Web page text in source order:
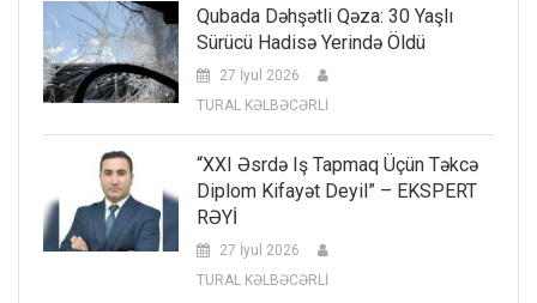
Qubada Dəhşətli Qəza: 30 Yaşlı
Sürücü Hadisə Yerində Öldü
27 İyul 2026
TURAL KƏLBƏCƏRLİ
“XXI Əsrdə Iş Tapmaq Üçün Təkcə
Diplom Kifayət Deyil” – EKSPERT
RƏYİ
27 İyul 2026
TURAL KƏLBƏCƏRLİ